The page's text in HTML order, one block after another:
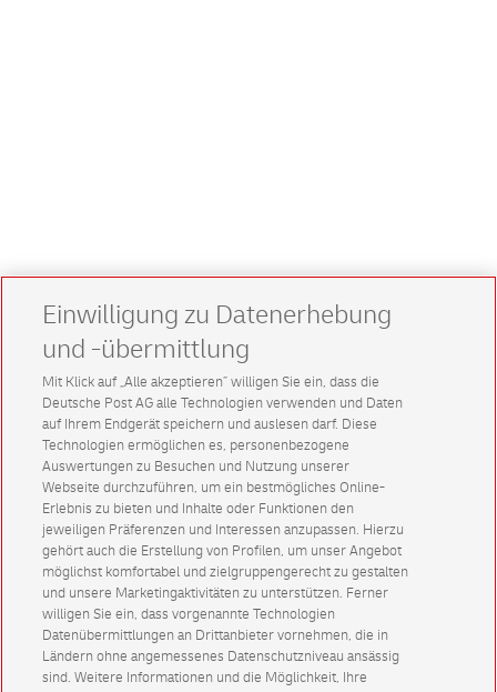
Einwilligung zu Datenerhebung
und -übermittlung
Mit Klick auf „Alle akzeptieren” willigen Sie ein, dass die
Deutsche Post AG alle Technologien verwenden und Daten
auf Ihrem Endgerät speichern und auslesen darf. Diese
Technologien ermöglichen es, personenbezogene
Auswertungen zu Besuchen und Nutzung unserer
Webseite durchzuführen, um ein bestmögliches Online-
Erlebnis zu bieten und Inhalte oder Funktionen den
jeweiligen Präferenzen und Interessen anzupassen. Hierzu
gehört auch die Erstellung von Profilen, um unser Angebot
möglichst komfortabel und zielgruppengerecht zu gestalten
und unsere Marketingaktivitäten zu unterstützen. Ferner
willigen Sie ein, dass vorgenannte Technologien
Datenübermittlungen an Drittanbieter vornehmen, die in
Ländern ohne angemessenes Datenschutzniveau ansässig
sind. Weitere Informationen und die Möglichkeit, Ihre